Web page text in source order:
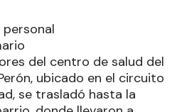
del centro de salud del
ubicado en el circuito
se trasladó hasta la